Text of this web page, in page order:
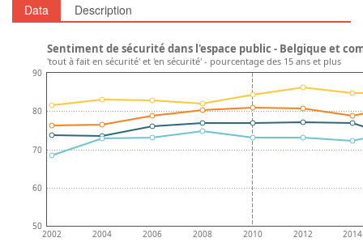
Data Description
2002 2004 2006 2008 2010 2012 2014
50
60
70
80
90
Sentiment de sécurité dans l'espace public - Belgique et
'tout à fait en sécurité' et 'en sécurité' - pourcentage des 15 ans et plus